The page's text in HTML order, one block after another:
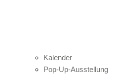
Kalender
Pop-Up-Ausstellung